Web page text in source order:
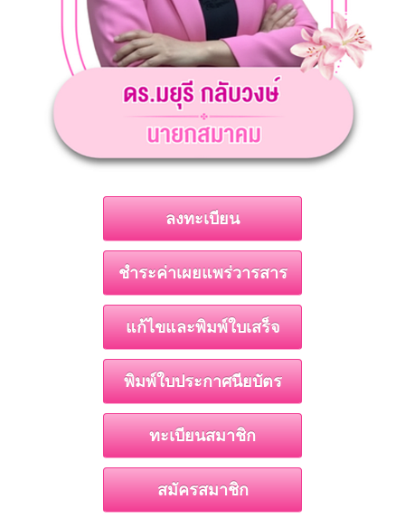
ลงทะเบียน
ชำระค่าเผยแพร่วารสาร
แก้ไขและพิมพ์ใบเสร็จ
พิมพ์ใบประกาศนียบัตร
ทะเบียนสมาชิก
สมัครสมาชิก